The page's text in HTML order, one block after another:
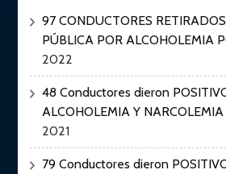
97 CONDUCTORES
PÚBLICA POR ALCOHOLEMIA
2022
48 Conductores dieron
ALCOHOLEMIA Y NARCOLEMIA
2021
79 Conductores dieron